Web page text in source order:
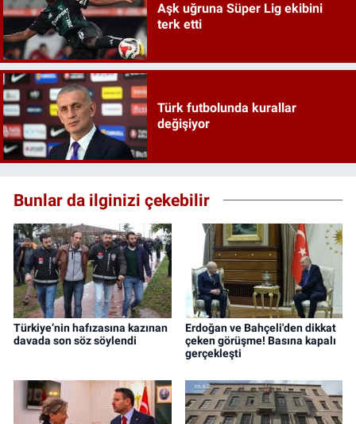
Aşk uğruna Süper Lig ekibini
terk etti
Türk futbolunda kurallar
değişiyor
Bunlar da ilginizi çekebilir
Türkiye’nin hafızasına kazınan
davada son söz söylendi
Erdoğan ve Bahçeli'den dikkat
çeken görüşme! Basına kapalı
gerçekleşti